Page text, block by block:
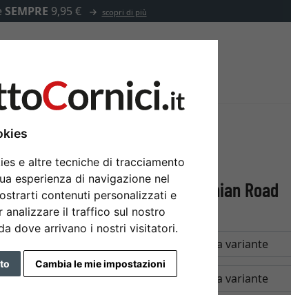
e altre tecniche di tracciamento
esperienza di navigazione nel
contenuti personalizzati e
analizzare il traffico sul nostro
dove arrivano i nostri visitatori.
Cambia le mie impostazioni
SEMPRE 9,95 € scopri di più
Accessori
Cornice in legno Caledonian Road
Colore